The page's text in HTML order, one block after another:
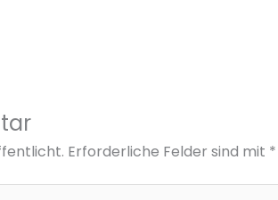
Erforderliche Felder sind mit *